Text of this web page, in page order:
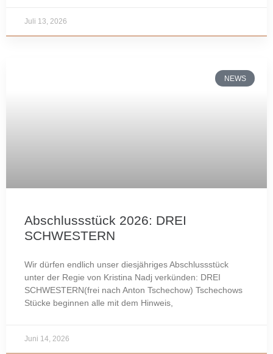
Juli 13, 2026
NEWS
Abschlussstück 2026: DREI
SCHWESTERN
Wir dürfen endlich unser diesjähriges Abschlussstück
unter der Regie von Kristina Nadj verkünden: DREI
SCHWESTERN(frei nach Anton Tschechow) Tschechows
Stücke beginnen alle mit dem Hinweis,
Juni 14, 2026